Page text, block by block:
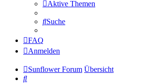
Aktive Themen
Suche
FAQ
Anmelden
Sunflower Forum Übersicht
Suche